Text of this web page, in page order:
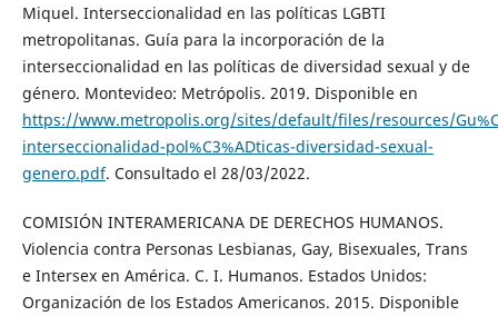
Miquel. Interseccionalidad en las políticas LGBTI
metropolitanas. Guía para la incorporación de la
interseccionalidad en las políticas de diversidad sexual y de
género. Montevideo: Metrópolis. 2019. Disponible en
https://www.metropolis.org/sites/default/files/resources/
interseccionalidad-pol%C3%ADticas-diversidad-sexual-
genero.pdf. Consultado el 28/03/2022.
COMISIÓN INTERAMERICANA DE DERECHOS HUMANOS.
Violencia contra Personas Lesbianas, Gay, Bisexuales, Trans
e Intersex en América. C. I. Humanos. Estados Unidos:
Organización de los Estados Americanos. 2015. Disponible